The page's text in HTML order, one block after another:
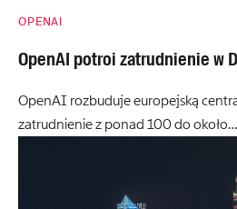
OPENAI
OpenAI potroi zatrudnienie w
OpenAI rozbuduje europejską
zatrudnienie z ponad 100 do około…